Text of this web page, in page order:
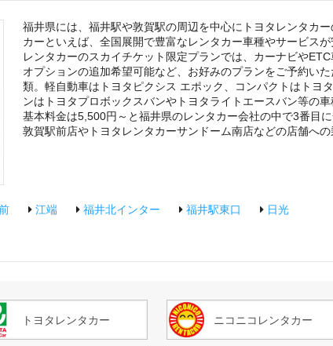
福井県には、福井駅や敦賀駅の周辺を中心にトヨタレンタカ
カーといえば、全国展開で豊富なレンタカー車種やサービス
レンタカーのスカイチケット限定プランでは、カーナビや
オプションの追加希望可能など、お好みのプランをご予約い
類。軽自動車はトヨタピクシス エポック、コンパクトはトヨ
ンはトヨタプロボックスバンやトヨタライトエースバン等の
基本料金は5,500円～と福井県のレンタカー会社の中で3番目
敦賀駅前店やトヨタレンタカーサンドーム南店などの店舗への
江端 福井北インター 福井駅東口 日光
トヨタレンタカー ニコニコレンタカー